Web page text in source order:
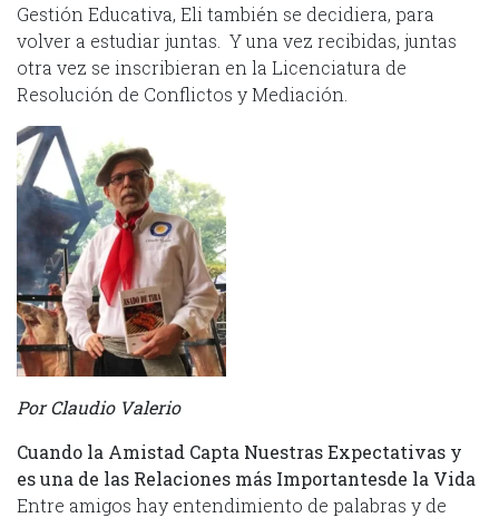
Gestión Educativa, Eli también se decidiera, para
volver a estudiar juntas. Y una vez recibidas, juntas
otra vez se inscribieran en la Licenciatura de
Resolución de Conflictos y Mediación.
Por Claudio Valerio
Cuando la Amistad Capta Nuestras Expectativas y
es una de las Relaciones más Importantesde la Vida
Entre amigos hay entendimiento de palabras y de